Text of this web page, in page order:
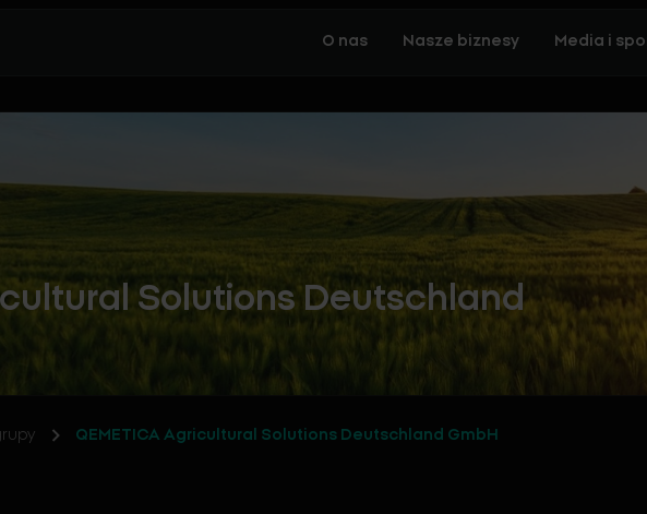
O nas Nasze biznesy Media i
Solutions Deutschland
QEMETICA Agricultural Solutions Deutschland GmbH